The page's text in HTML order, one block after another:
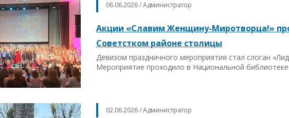
06.06.2026 / Администратор
Акции «Славим Женщину-Миротворца!»
Советстком районе столицы
Девизом праздничного мероприятия стал слоган
Мероприятие проходило в Национальной библиотеке
02.06.2026 / Администратор